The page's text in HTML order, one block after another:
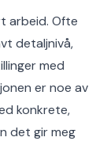
arbeid. Ofte
detaljnivå,
med
er noe av
konkrete,
det gir meg